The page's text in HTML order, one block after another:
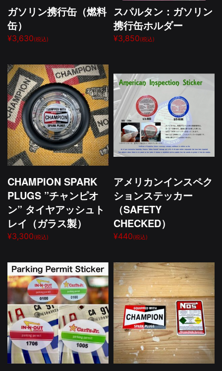
ガソリン携行缶（燃料
缶）
¥3,630(税込)
スパルタン：ガソリン
携行缶ホルダー
¥3,850(税込)
CHAMPION SPARK
PLUGS ”チャンピオ
ン” タイヤアッシュト
レイ（ガラス製）
¥3,300(税込)
アメリカンインスペク
ションステッカー
（SAFETY
CHECKED）
¥440(税込)